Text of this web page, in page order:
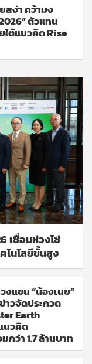
สง่า คว้ามง
ตัวแทน
ต้แนวคิด Rise
เชื่อมห่วงโซ่
โนโลยีขั้นสูง
งแขน “น้องเนย”
วจัดประกวด
Earth
นวคิด
กว่า 1.7 ล้านบาท